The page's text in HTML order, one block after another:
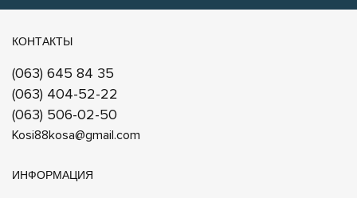
КОНТАКТЫ
(063) 645 84 35
(063) 404-52-22
(063) 506-02-50
Kosi88kosa@gmail.com
ИНФОРМАЦИЯ